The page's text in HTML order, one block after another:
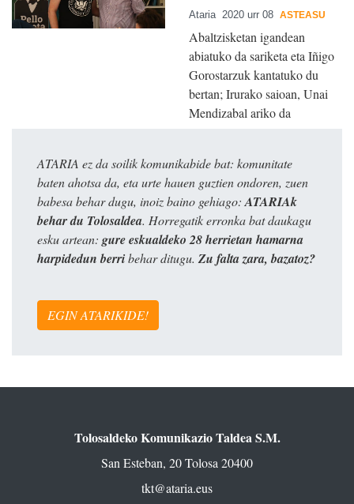
Ataria 2020 urr 08 ASTEASU
Abaltzisketan igandean
abiatuko da sariketa eta Iñigo
Gorostarzuk kantatuko du
bertan; Irurako saioan, Unai
Mendizabal ariko da
ATARIA ez da soilik komunikabide bat: komunitate
baten ahotsa da, eta urte hauen guztien ondoren, zuen
babesa behar dugu, inoiz baino gehiago: ATARIAk
behar du Tolosaldea. Horregatik erronka bat daukagu
esku artean: gure eskualdeko 28 herrietan hamarna
harpidedun berribehar ditugu. Zu falta zara, bazatoz?
EGIN ATARIKIDE!
Tolosaldeko Komunikazio Taldea S.M.
San Esteban, 20 Tolosa 20400
tkt@ataria.eus